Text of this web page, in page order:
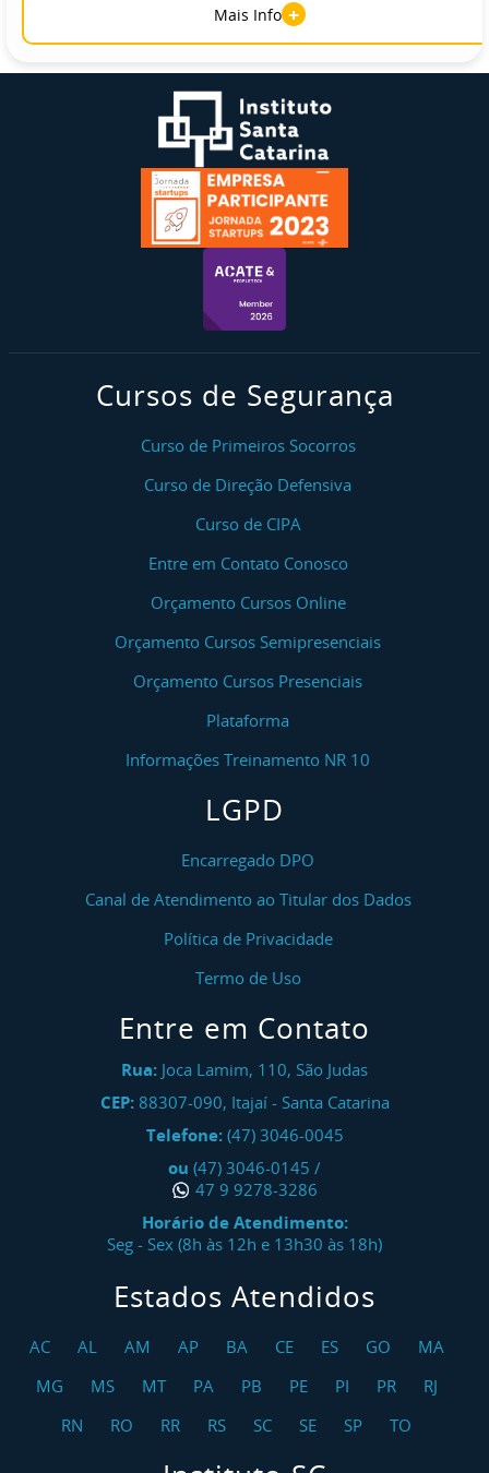
Mais Info +
Cursos de Segurança
Curso de Primeiros Socorros
Curso de Direção Defensiva
Curso de CIPA
Entre em Contato Conosco
Orçamento Cursos Online
Orçamento Cursos Semipresenciais
Orçamento Cursos Presenciais
Plataforma
Informações Treinamento NR 10
LGPD
Encarregado DPO
Canal de Atendimento ao Titular dos Dados
Política de Privacidade
Termo de Uso
Entre em Contato
Rua: Joca Lamim, 110, São Judas
CEP: 88307-090, Itajaí- Santa Catarina
Telefone: (47) 3046-0045
ou (47) 3046-0145 /
47 9 9278-3286
Horário de Atendimento:
Seg - Sex (8h às 12h e 13h30 às 18h)
Estados Atendidos
AC AL AM AP BA CE ES GO
MA
MG
MS MT PA PB PE PI PR
RJ
RN
RO RR RS SC SE SP TO